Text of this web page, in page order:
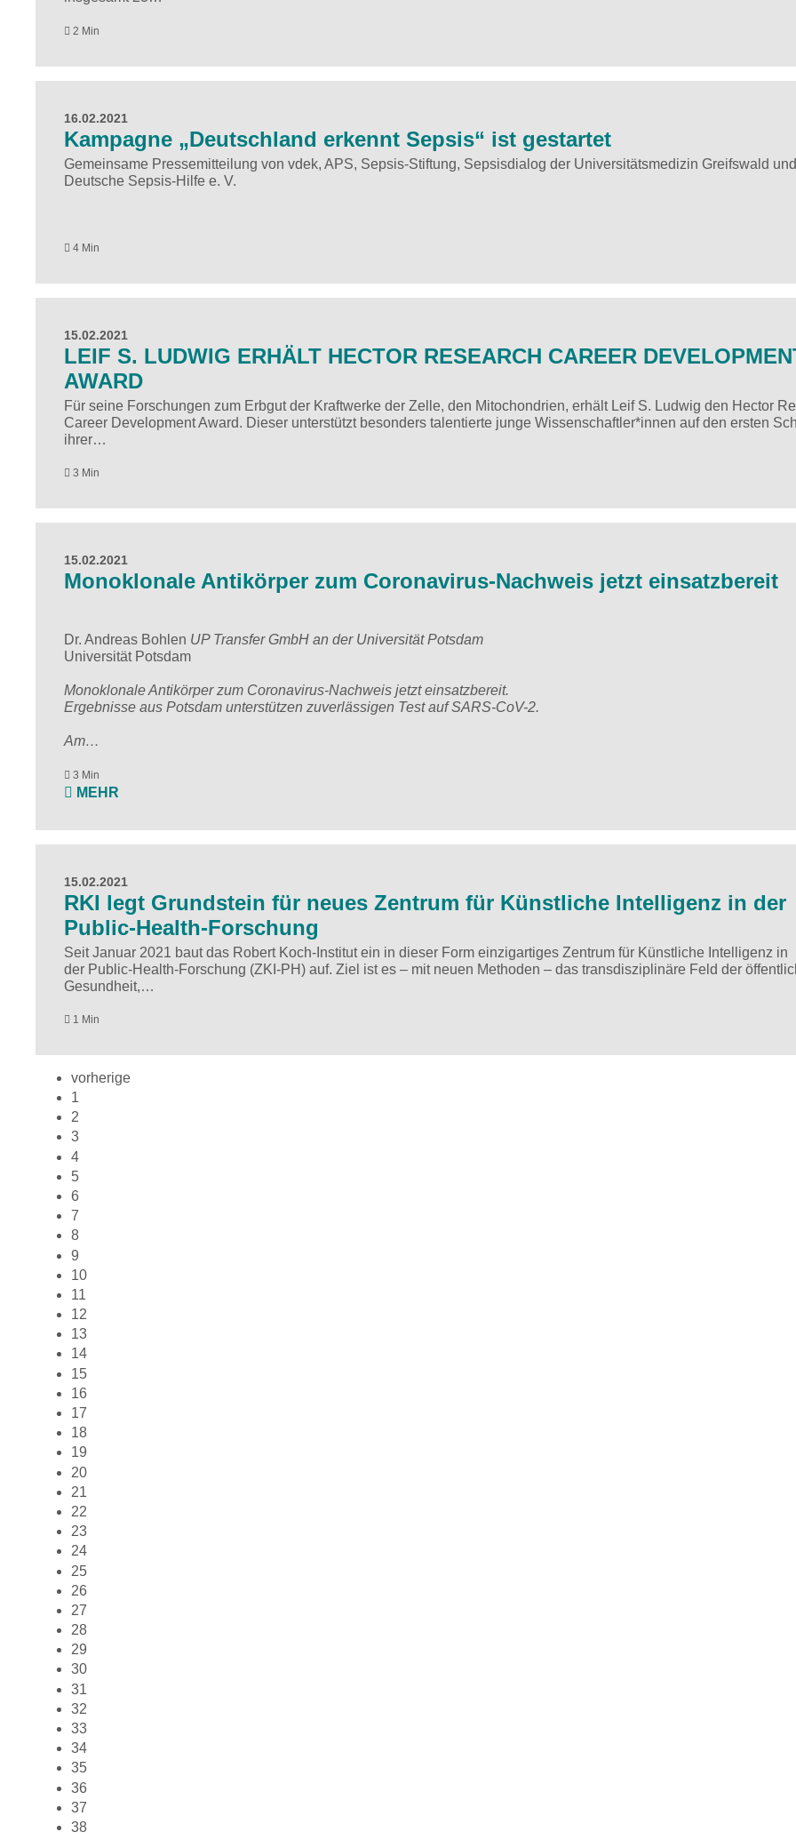
2 Min
16.02.2021
Kampagne „Deutschland erkennt Sepsis“ ist gestartet
Gemeinsame Pressemitteilung von vdek, APS, Sepsis-Stiftung, Sepsisdialog der Universitätsmedizin Greifswald und
Deutsche Sepsis-Hilfe e. V.
4 Min
15.02.2021
LEIF S. LUDWIG ERHÄLT HECTOR RESEARCH CAREER
AWARD
Für seine Forschungen zum Erbgut der Kraftwerke der Zelle, den Mitochondrien, erhält Leif S. Ludwig den Hector
Career Development Award. Dieser unterstützt besonders talentierte junge Wissenschaftler*innen auf den ersten
ihrer…
3 Min
15.02.2021
Monoklonale Antikörper zum Coronavirus-Nachweis jetzt einsatzbereit
Dr. Andreas Bohlen UP Transfer GmbH an der Universität Potsdam
Universität Potsdam
Monoklonale Antikörper zum Coronavirus-Nachweis jetzt einsatzbereit.
Ergebnisse aus Potsdam unterstützen zuverlässigen Test auf SARS-CoV-2.
Am…
3 Min
MEHR
15.02.2021
RKI legt Grundstein für neues Zentrum für Künstliche Intelligenz in der
Public-Health-Forschung
Seit Januar 2021 baut das Robert Koch-Institut ein in dieser Form einzigartiges Zentrum für Künstliche Intelligenz in
der Public-Health-Forschung (ZKI-PH) auf. Ziel ist es – mit neuen Methoden – das transdisziplinäre Feld der
Gesundheit,…
1 Min
vorherige
1
2
3
4
5
6
7
8
9
10
11
12
13
14
15
16
17
18
19
20
21
22
23
24
25
26
27
28
29
30
31
32
33
34
35
36
37
38